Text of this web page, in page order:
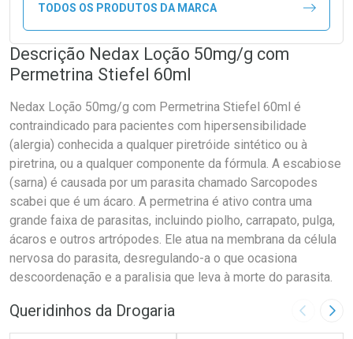
TODOS OS PRODUTOS DA MARCA
Descrição Nedax Loção 50mg/g com
Permetrina Stiefel 60ml
Nedax Loção 50mg/g com Permetrina Stiefel 60ml é
contraindicado para pacientes com hipersensibilidade
(alergia) conhecida a qualquer piretróide sintético ou à
piretrina, ou a qualquer componente da fórmula. A escabiose
(sarna) é causada por um parasita chamado Sarcopodes
scabei que é um ácaro. A permetrina é ativo contra uma
grande faixa de parasitas, incluindo piolho, carrapato, pulga,
ácaros e outros artrópodes. Ele atua na membrana da célula
nervosa do parasita, desregulando-a o que ocasiona
descoordenação e a paralisia que leva à morte do parasita.
Queridinhos da Drogaria Imagem